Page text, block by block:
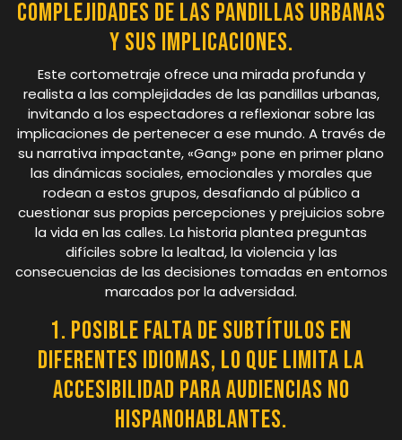
complejidades de las pandillas urbanas
y sus implicaciones.
Este cortometraje ofrece una mirada profunda y
realista a las complejidades de las pandillas urbanas,
invitando a los espectadores a reflexionar sobre las
implicaciones de pertenecer a ese mundo. A través de
su narrativa impactante, «Gang» pone en primer plano
las dinámicas sociales, emocionales y morales que
rodean a estos grupos, desafiando al público a
cuestionar sus propias percepciones y prejuicios sobre
la vida en las calles. La historia plantea preguntas
difíciles sobre la lealtad, la violencia y las
consecuencias de las decisiones tomadas en entornos
marcados por la adversidad.
1. Posible falta de subtítulos en
diferentes idiomas, lo que limita la
accesibilidad para audiencias no
hispanohablantes.